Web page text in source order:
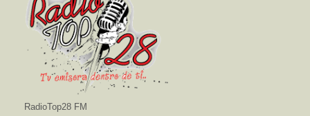
RadioTop28 FM